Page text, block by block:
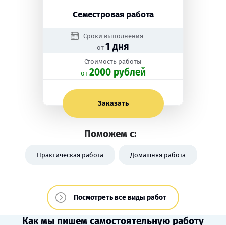
Семестровая работа
Сроки выполнения
от 1 дня
Стоимость работы
oт 2000 рублей
Заказать
Поможем с:
Практическая работа Домашняя работа
Посмотреть все виды работ
Как мы пишем самостоятельную работу